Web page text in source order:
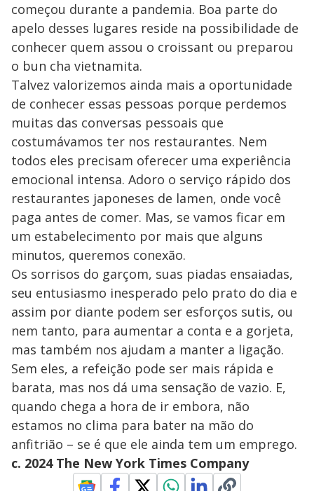
começou durante a pandemia. Boa parte do
apelo desses lugares reside na possibilidade de
conhecer quem assou o croissant ou preparou
o bun cha vietnamita.
Talvez valorizemos ainda mais a oportunidade
de conhecer essas pessoas porque perdemos
muitas das conversas pessoais que
costumávamos ter nos restaurantes. Nem
todos eles precisam oferecer uma experiência
emocional intensa. Adoro o serviço rápido dos
restaurantes japoneses de lamen, onde você
paga antes de comer. Mas, se vamos ficar em
um estabelecimento por mais que alguns
minutos, queremos conexão.
Os sorrisos do garçom, suas piadas ensaiadas,
seu entusiasmo inesperado pelo prato do dia e
assim por diante podem ser esforços sutis, ou
nem tanto, para aumentar a conta e a gorjeta,
mas também nos ajudam a manter a ligação.
Sem eles, a refeição pode ser mais rápida e
barata, mas nos dá uma sensação de vazio. E,
quando chega a hora de ir embora, não
estamos no clima para bater na mão do
anfitrião – se é que ele ainda tem um emprego.
c. 2024 The New York Times Company